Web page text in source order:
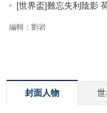
[世界盃]難忘失利陰影
編輯：劉岩
封面人物